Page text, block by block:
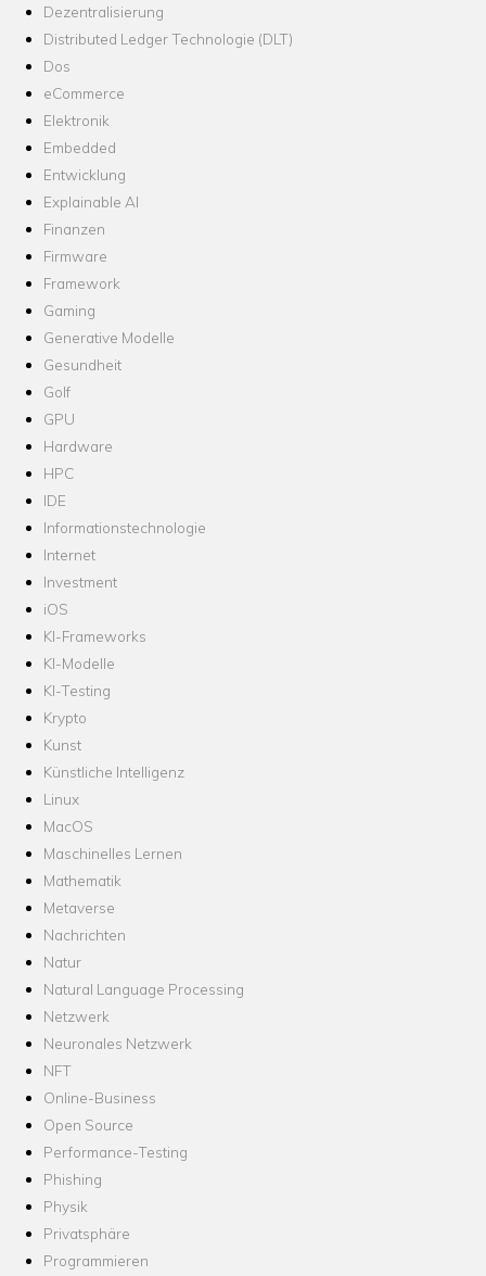
Dezentralisierung
Distributed Ledger Technologie (DLT)
Dos
eCommerce
Elektronik
Embedded
Entwicklung
Explainable AI
Finanzen
Firmware
Framework
Gaming
Generative Modelle
Gesundheit
Golf
GPU
Hardware
HPC
IDE
Informationstechnologie
Internet
Investment
iOS
KI-Frameworks
KI-Modelle
KI-Testing
Krypto
Kunst
Künstliche Intelligenz
Linux
MacOS
Maschinelles Lernen
Mathematik
Metaverse
Nachrichten
Natur
Natural Language Processing
Netzwerk
Neuronales Netzwerk
NFT
Online-Business
Open Source
Performance-Testing
Phishing
Physik
Privatsphäre
Programmieren